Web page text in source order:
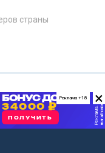
страны
×
Реклама +18